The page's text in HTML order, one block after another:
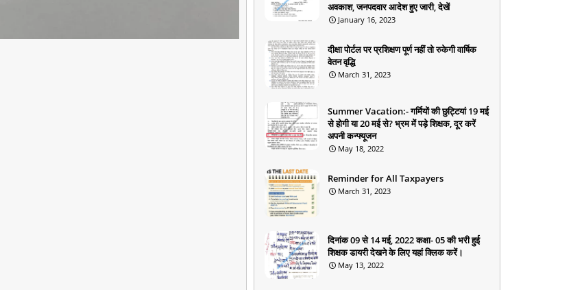
अवकाश, जनपदवार आदेश हुए जारी, देखें
January 16, 2023
दीक्षा पोर्टल पर प्रशिक्षण पूर्ण नहीं तो रुकेगी वार्षिक
वेतन वृद्धि
March 31, 2023
Summer Vacation:- गर्मियों की छुट्टियां 19 मई
से होगी या 20 मई से? भ्रम में पड़े शिक्षक, दूर करें
अपनी कन्फ्यूजन
May 18, 2022
Reminder for All Taxpayers
March 31, 2023
दिनांक 09 से 14 मई, 2022 कक्षा- 05 की भरी हुई
शिक्षक डायरी देखने के लिए यहां क्लिक करें।
May 13, 2022